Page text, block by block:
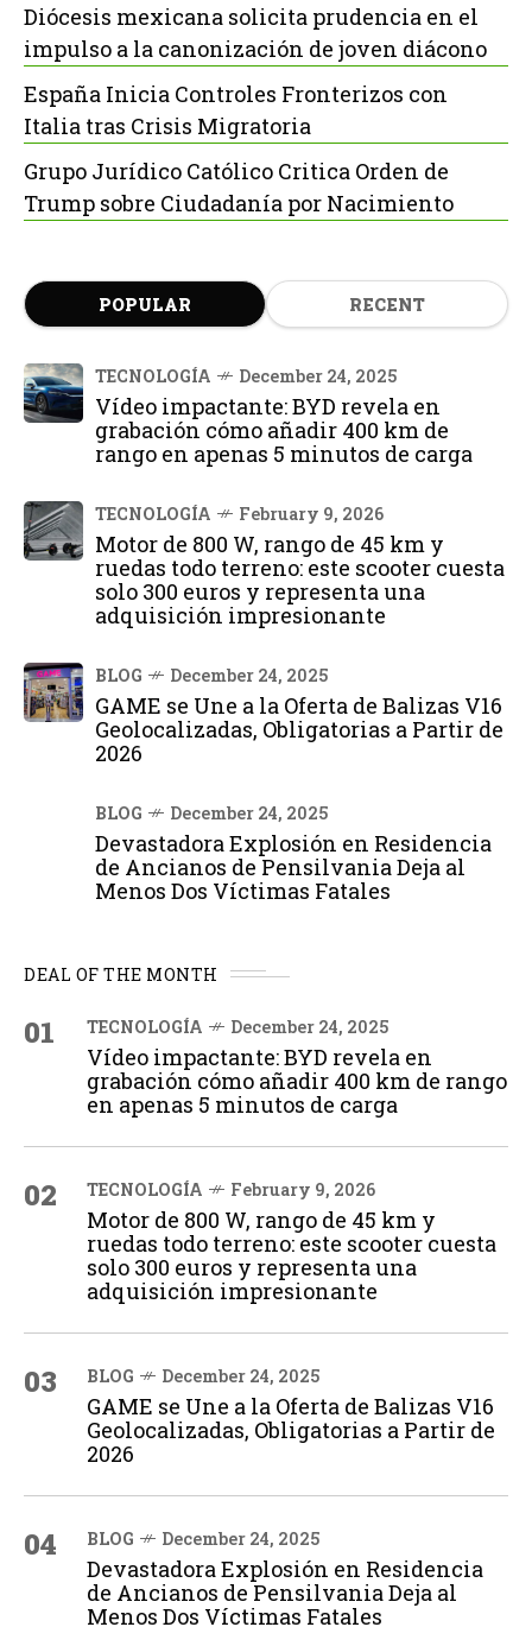
Diócesis mexicana solicita prudencia en el
impulso a la canonización de joven diácono
España Inicia Controles Fronterizos con
Italia tras Crisis Migratoria
Grupo Jurídico Católico Critica Orden de
Trump sobre Ciudadanía por Nacimiento
POPULAR RECENT
TECNOLOGÍA December 24, 2025
Vídeo impactante: BYD revela en
grabación cómo añadir 400 km de
rango en apenas 5 minutos de carga
TECNOLOGÍA February 9, 2026
Motor de 800 W, rango de 45 km y
ruedas todo terreno: este scooter cuesta
solo 300 euros y representa una
adquisición impresionante
BLOG December 24, 2025
GAME se Une a la Oferta de Balizas V16
Geolocalizadas, Obligatorias a Partir de
2026
BLOG December 24, 2025
Devastadora Explosión en Residencia
de Ancianos de Pensilvania Deja al
Menos Dos Víctimas Fatales
DEAL OF THE MONTH
01 TECNOLOGÍA December 24, 2025
Vídeo impactante: BYD revela en
grabación cómo añadir 400 km de rango
en apenas 5 minutos de carga
02 TECNOLOGÍA February 9, 2026
Motor de 800 W, rango de 45 km y
ruedas todo terreno: este scooter cuesta
solo 300 euros y representa una
adquisición impresionante
03 BLOG December 24, 2025
GAME se Une a la Oferta de Balizas V16
Geolocalizadas, Obligatorias a Partir de
2026
04 BLOG December 24, 2025
Devastadora Explosión en Residencia
de Ancianos de Pensilvania Deja al
Menos Dos Víctimas Fatales